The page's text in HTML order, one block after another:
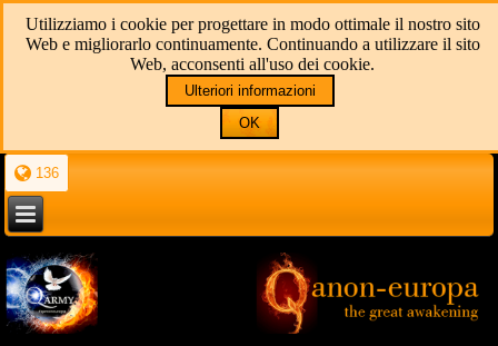
Utilizziamo i cookie per progettare in modo ottimale il nostro sito
Web e migliorarlo continuamente. Continuando a utilizzare il sito
Web, acconsenti all'uso dei cookie.
Ulteriori informazioni
OK
136